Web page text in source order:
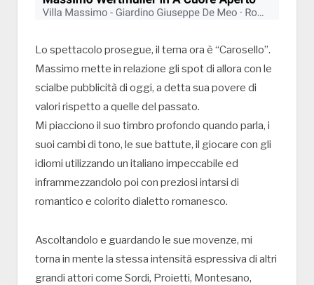
Lo spettacolo prosegue, il tema ora è “Carosello”.
Massimo mette in relazione gli spot di allora con le
scialbe pubblicità di oggi, a detta sua povere di
valori rispetto a quelle del passato.
Mi piacciono il suo timbro profondo quando parla, i
suoi cambi di tono, le sue battute, il giocare con gli
idiomi utilizzando un italiano impeccabile ed
inframmezzandolo poi con preziosi intarsi di
romantico e colorito dialetto romanesco.
Ascoltandolo e guardando le sue movenze, mi
torna in mente la stessa intensità espressiva di altri
grandi attori come Sordi, Proietti, Montesano,